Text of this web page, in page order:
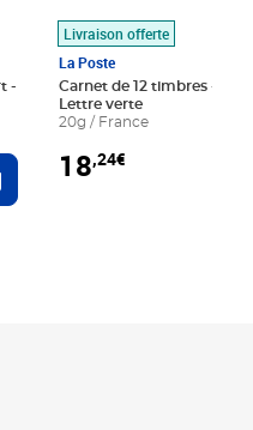
-
au panier
Livraison offerte
La Poste
Carnet de 12 timbres - Le
Lettre verte
20g / France
18,24€